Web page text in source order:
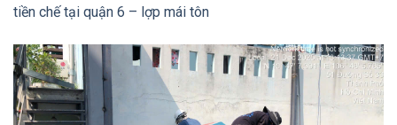
tiền chế tại quận 6 – lợp mái tôn